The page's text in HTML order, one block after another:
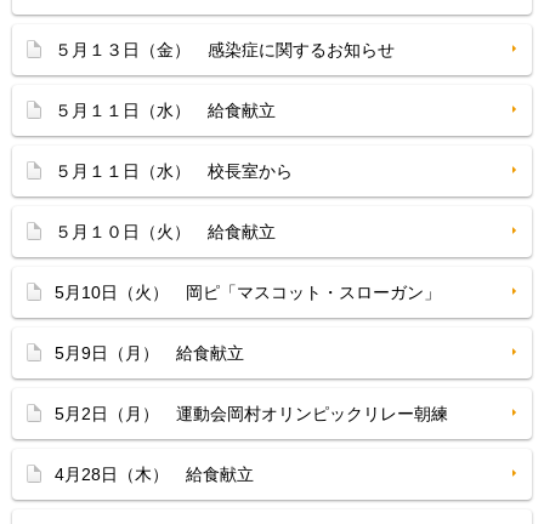
５月１３日（金） 感染症に関するお知らせ
５月１１日（水） 給食献立
５月１１日（水） 校長室から
５月１０日（火） 給食献立
5月10日（火） 岡ピ「マスコット・スローガン」
5月9日（月） 給食献立
5月2日（月） 運動会岡村オリンピックリレー朝練
4月28日（木） 給食献立